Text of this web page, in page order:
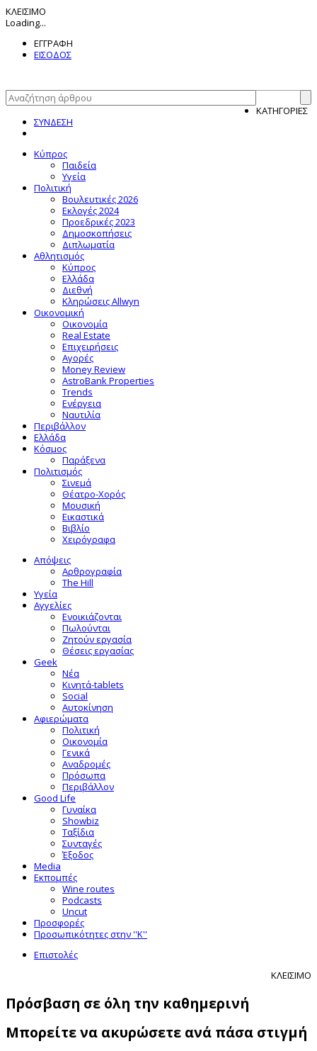
ΚΛΕΙΣΙΜΟ
Loading...
ΕΓΓΡΑΦΗ
ΕΙΣΟΔΟΣ
ΚΑΤΗΓΟΡΙΕΣ
ΣΥΝΔΕΣΗ
Κύπρος
Παιδεία
Υγεία
Πολιτική
Βουλευτικές 2026
Εκλογές 2024
Προεδρικές 2023
Δημοσκοπήσεις
Διπλωματία
Αθλητισμός
Κύπρος
Ελλάδα
Διεθνή
Κληρώσεις Allwyn
Οικονομική
Οικονομία
Real Estate
Επιχειρήσεις
Αγορές
Money Review
AstroBank Properties
Trends
Ενέργεια
Ναυτιλία
Περιβάλλον
Ελλάδα
Κόσμος
Παράξενα
Πολιτισμός
Σινεμά
Θέατρο-Χορός
Μουσική
Εικαστικά
Βιβλίο
Χειρόγραφα
Απόψεις
Αρθρογραφία
The Hill
Υγεία
Αγγελίες
Ενοικιάζονται
Πωλούνται
Ζητούν εργασία
Θέσεις εργασίας
Geek
Νέα
Κινητά-tablets
Social
Αυτοκίνηση
Αφιερώματα
Πολιτική
Οικονομία
Γενικά
Αναδρομές
Πρόσωπα
Περιβάλλον
Good Life
Γυναίκα
Showbiz
Ταξίδια
Συνταγές
Έξοδος
Media
Εκπομπές
Wine routes
Podcasts
Uncut
Προσφορές
Προσωπικότητες στην ''Κ''
Επιστολές
ΚΛΕΙΣΙΜΟ
Πρόσβαση σε όλη την καθημερινή
Μπορείτε να ακυρώσετε ανά πάσα στιγμή